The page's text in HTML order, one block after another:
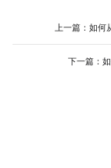
色）。最后，确保
视，思考“这个功
上一篇： 如何
下一篇：